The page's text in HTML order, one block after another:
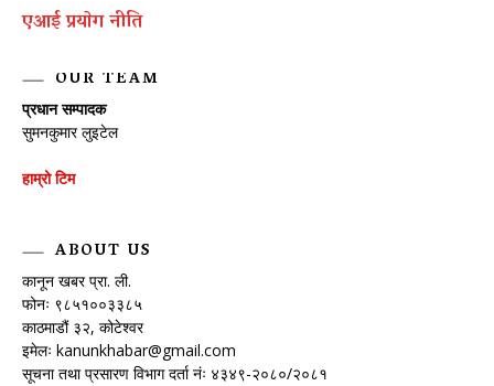
एआई प्रयाेग नीति
OUR TEAM
प्रधान सम्पादक
सुमनकुमार लुइटेल
हाम्रो टिम
ABOUT US
कानून खबर प्रा. ली.
फोनः ९८५१००३३८५
काठमाडौं ३२, कोटेश्वर
इमेलः kanunkhabar@gmail.com
सूचना तथा प्रसारण विभाग दर्ता नंः ४३४९-२०८०/२०८१